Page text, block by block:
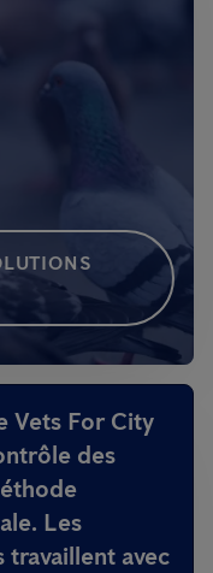
Vets For City
des
Les
avec